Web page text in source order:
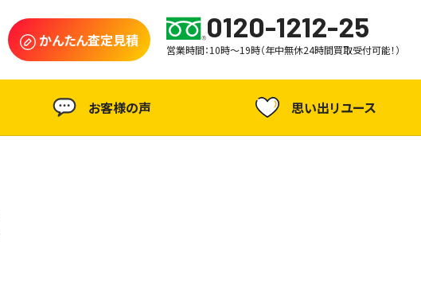
かんたん査定見積 0120-1212-25
営業時間：10時～19時（年中無休24時間買取受付可能！）
お客様の声 思い出リユース